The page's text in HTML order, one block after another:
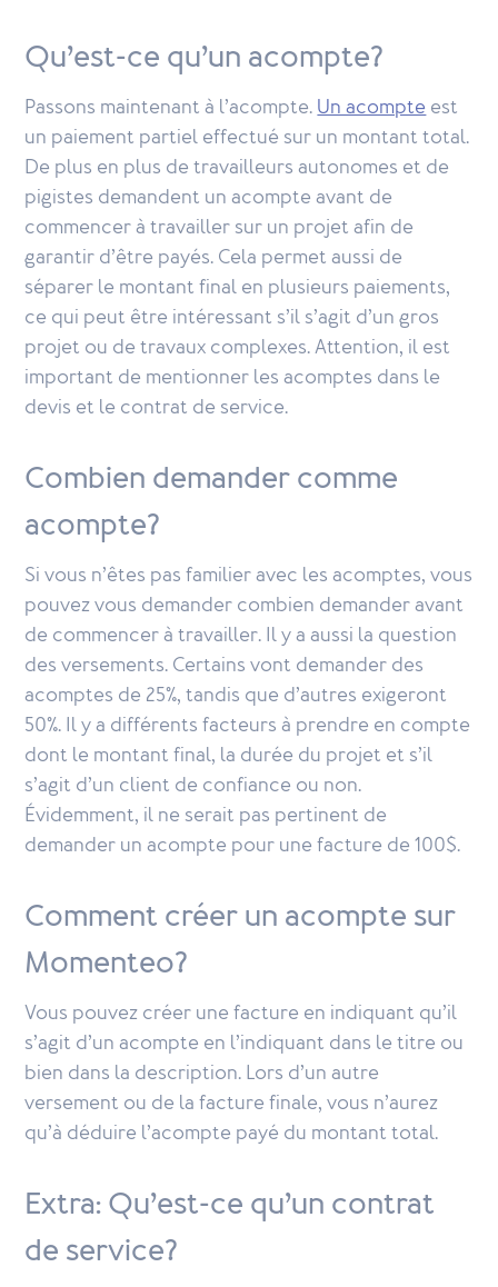
Qu’est-ce qu’un acompte?
Passons maintenant à l’acompte.Un acompteest
un paiement partiel effectué sur un montant total.
De plus en plus de travailleurs autonomes et de
pigistes demandent un acompte avant de
commencer à travailler sur un projet afin de
garantir d’être payés. Cela permet aussi de
séparer le montant final en plusieurs paiements,
ce qui peut être intéressant s’il s’agit d’un gros
projet ou de travaux complexes. Attention, il est
important de mentionner les acomptes dans le
devis et le contrat de service.
Combien demander comme
acompte?
Si vous n’êtes pas familier avec les acomptes, vous
pouvez vous demander combien demander avant
de commencer à travailler. Il y a aussi la question
des versements. Certains vont demander des
acomptes de 25%, tandis que d’autres exigeront
50%. Il y a différents facteurs à prendre en compte
dont le montant final, la durée du projet et s’il
s’agit d’un client de confiance ou non.
Évidemment, il ne serait pas pertinent de
demander un acompte pour une facture de 100$.
Comment créer un acompte sur
Momenteo?
Vous pouvez créer une facture en indiquant qu’il
s’agit d’un acompte en l’indiquant dans le titre ou
bien dans la description. Lors d’un autre
versement ou de la facture finale, vous n’aurez
qu’à déduire l’acompte payé du montant total.
Extra: Qu’est-ce qu’un contrat
de service?